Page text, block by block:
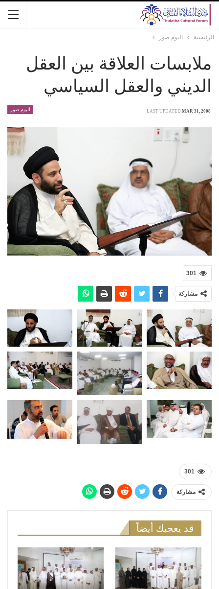
الرئيسية البوم صور
ملابسات العلاقة بين العقل
الديني والعقل السياسي
البوم صور LAST UPDATED MAR 31, 2008
301
مشاركة
301
مشاركة
قد يعجبك أيضاً